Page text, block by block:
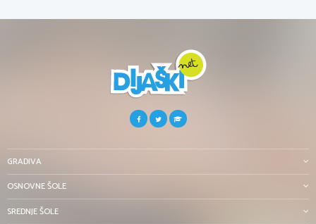
GRADIVA
OSNOVNE ŠOLE
SREDNJE ŠOLE